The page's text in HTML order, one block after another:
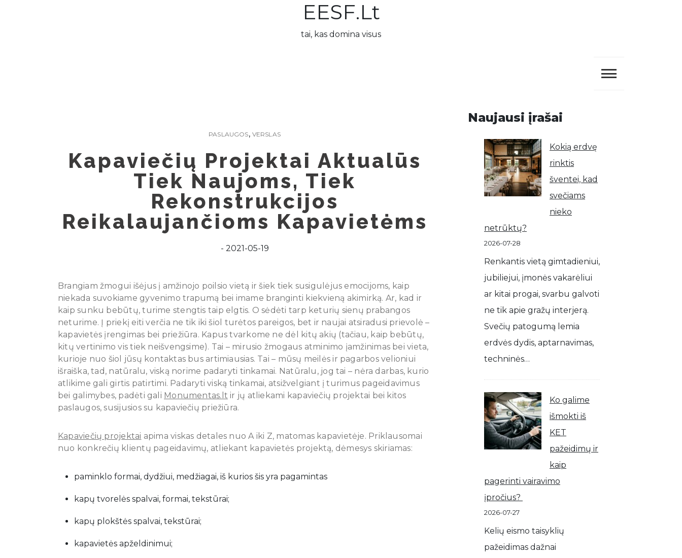
EESF.lt
tai, kas domina visus
PASLAUGOS, VERSLAS
Kapaviečių Projektai Aktualūs
Tiek Naujoms, Tiek
Rekonstrukcijos
Reikalaujančioms Kapavietėms
2021-05-19
Brangiam žmogui išėjus į amžinojo poilsio vietą ir šiek tiek susigulėjus emocijoms, kaip
niekada suvokiame gyvenimo trapumą bei imame branginti kiekvieną akimirką. Ar, kad ir
kaip sunku bebūtų, turime stengtis taip elgtis. O sėdėti tarp keturių sienų prabangos
neturime. Į priekį eiti verčia ne tik iki šiol turėtos pareigos, bet ir naujai atsiradusi prievolė –
kapavietės įrengimas bei priežiūra. Kapus tvarkome ne dėl kitų akių (tačiau, kaip bebūtų,
kitų vertinimo vis tiek neišvengsime). Tai – mirusio žmogaus atminimo įamžinimas bei vieta,
kurioje nuo šiol jūsų kontaktas bus artimiausias. Tai – mūsų meilės ir pagarbos velioniui
išraiška, tad, natūralu, viską norime padaryti tinkamai. Natūralu, jog tai – nėra darbas, kurio
atlikime gali girtis patirtimi. Padaryti viską tinkamai, atsižvelgiant į turimus pageidavimus
bei galimybes, padėti gali Monumentas.lt ir jų atliekami kapaviečių projektai bei kitos
paslaugos, susijusios su kapaviečių priežiūra.
Kapaviečių projektai apima viskas detales nuo A iki Z, matomas kapavietėje. Priklausomai
nuo konkrečių klientų pageidavimų, atliekant kapavietės projektą, dėmesys skiriamas:
paminklo formai, dydžiui, medžiagai, iš kurios šis yra pagamintas
kapų tvorelės spalvai, formai, tekstūrai;
kapų plokštės spalvai, tekstūrai;
kapavietės apželdinimui;
Naujausi įrašai
Kokią erdvę
rinktis
šventei, kad
svečiams
nieko
netrūktų?
2026-07-28
Renkantis vietą gimtadieniui,
jubiliejui, įmonės vakarėliui
ar kitai progai, svarbu galvoti
ne tik apie gražų interjerą.
Svečių patogumą lemia
erdvės dydis, aptarnavimas,
techninės…
Ko galime
išmokti iš
KET
pažeidimų ir
kaip
pagerinti vairavimo
įpročius?
2026-07-27
Kelių eismo taisyklių
pažeidimas dažnai